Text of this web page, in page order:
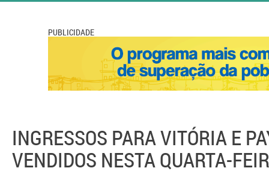
PUBLICIDADE
INGRESSOS PARA VITÓRIA E
VENDIDOS NESTA QUARTA-